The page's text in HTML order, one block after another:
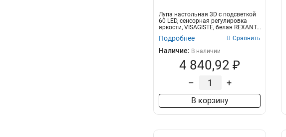
Лупа настольная 3D с подсветкой
60 LED, сенсорная регулировка
яркости, VISAGISTE, белая REXANT...
Подробнее Сравнить
Наличие: В наличии
4 840,92 ₽
– +
В корзину